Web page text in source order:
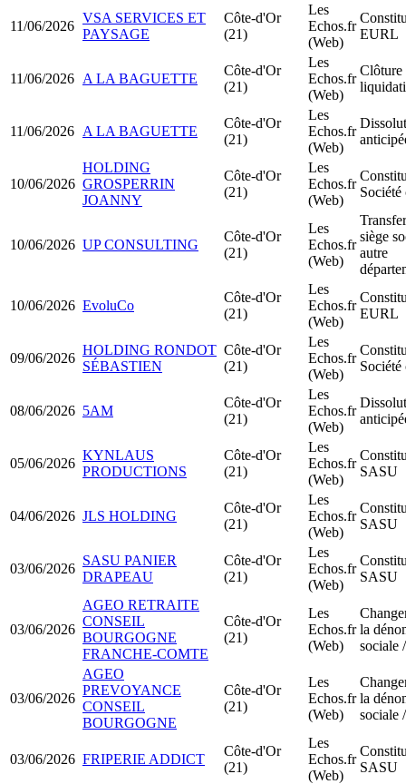
11/06/2026
VSA SERVICES ET
PAYSAGE
Côte-d'Or
(21)
Les
Echos.fr
(Web)
EURL
11/06/2026 A LA BAGUETTE
Côte-d'Or
(21)
Les
Echos.fr
(Web)
Clôture
11/06/2026 A LA BAGUETTE
Côte-d'Or
(21)
Les
Echos.fr
(Web)
10/06/2026
HOLDING
GROSPERRIN
JOANNY
Côte-d'Or
(21)
Les
Echos.fr
(Web)
10/06/2026 UP CONSULTING
Côte-d'Or
(21)
Les
Echos.fr
(Web)
siège
autre
10/06/2026 EvoluCo
Côte-d'Or
(21)
Les
Echos.fr
(Web)
EURL
09/06/2026
HOLDING RONDOT
SÉBASTIEN
Côte-d'Or
(21)
Les
Echos.fr
(Web)
08/06/2026 5AM
Côte-d'Or
(21)
Les
Echos.fr
(Web)
05/06/2026
KYNLAUS
PRODUCTIONS
Côte-d'Or
(21)
Les
Echos.fr
(Web)
SASU
04/06/2026 JLS HOLDING
Côte-d'Or
(21)
Les
Echos.fr
(Web)
SASU
03/06/2026
SASU PANIER
DRAPEAU
Côte-d'Or
(21)
Les
Echos.fr
(Web)
SASU
03/06/2026
AGEO RETRAITE
CONSEIL
BOURGOGNE
FRANCHE-COMTE
Côte-d'Or
(21)
Les
Echos.fr
(Web)
la
sociale
03/06/2026
AGEO
PREVOYANCE
CONSEIL
BOURGOGNE
Côte-d'Or
(21)
Les
Echos.fr
(Web)
la
sociale
03/06/2026 FRIPERIE ADDICT
Côte-d'Or
(21)
Les
Echos.fr
(Web)
SASU